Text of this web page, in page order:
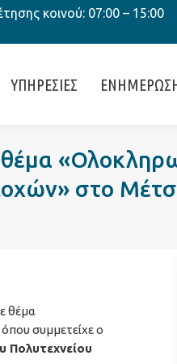
κοινού: 07:00 – 15:00
ΥΠΗΡΕΣΙΕΣ
θέμα
στο
θέμα
όπου συμμετείχε ο
Πολυτεχνείου